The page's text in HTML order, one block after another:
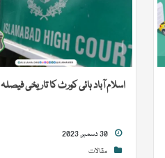
اسلام آباد ہائی کورٹ کا تاریخی فیصلہ
مقالات